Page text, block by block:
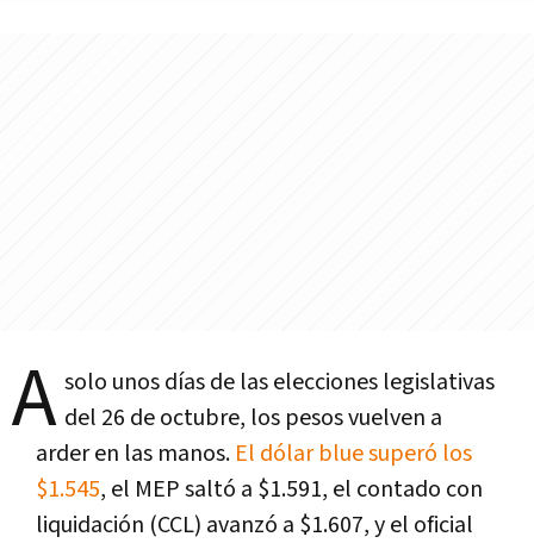
A solo unos días de las elecciones legislativas
del 26 de octubre, los pesos vuelven a
arder en las manos. El dólar blue superó los
$1.545, el MEP saltó a $1.591, el contado con
liquidación (CCL) avanzó a $1.607, y el oficial